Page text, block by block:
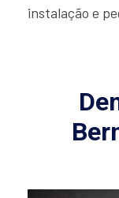
instalação e